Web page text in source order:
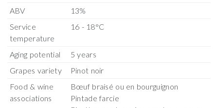
ABV
13%
Service
temperature
16 - 18°C
Aging potential
5 years
Grapes variety
Pinot noir
Food & wine
associations
Bœuf braisé ou en bourguignon
Pintade farcie